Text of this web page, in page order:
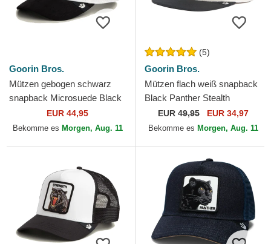
Goorin Bros.
Mützen gebogen schwarz
snapback Microsuede Black
Panther The Farm Goorin
Bros.
EUR 44,95
Bekomme es Morgen, Aug. 11
(5)
Goorin Bros.
Mützen flach weiß snapback
Black Panther Stealth
Explorer The Farm Flats The
Farm Goorin Bros.
EUR 49,95 EUR 34,97
Bekomme es Morgen, Aug. 11